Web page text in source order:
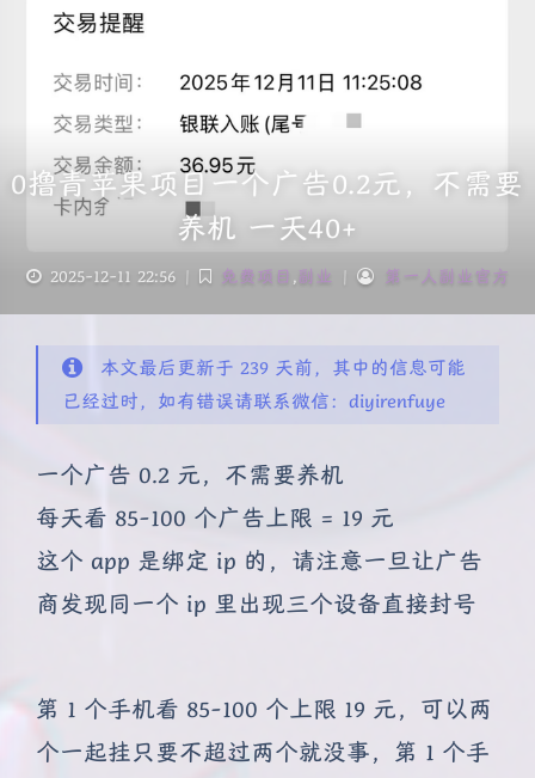
0撸青苹果项目一个广告0.2元，不需要
养机 一天40+
2025-12-11 22:56 | 免费项目 ,副业 | 第一人副业官方
本文最后更新于 239 天前，其中的信息可能
已经过时，如有错误请联系微信：diyirenfuye
一个广告 0.2 元，不需要养机
每天看 85-100 个广告上限 = 19 元
这个 app 是绑定 ip 的，请注意一旦让广告
商发现同一个 ip 里出现三个设备直接封号
第 1 个手机看 85-100 个上限 19 元，可以两
个一起挂只要不超过两个就没事，第 1 个手